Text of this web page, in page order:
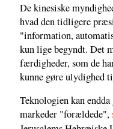
De kinesiske
hvad den tidligere
"information,
kun lige begyndt. Det
færdigheder, som de
kunne gøre ulydighed
Teknologien kan
markeder "forældede",